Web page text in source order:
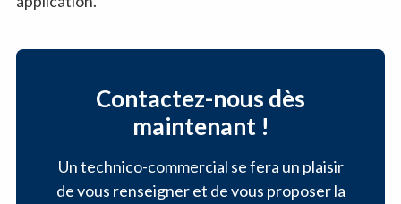
Contactez-nous dès
maintenant !
Un technico-commercial se fera un plaisir
de vous renseigner et de vous proposer la